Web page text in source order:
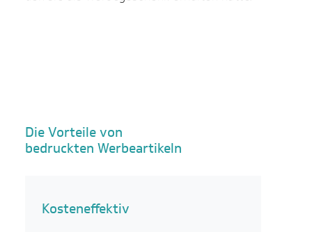
Die Vorteile von
bedruckten Werbeartikeln
Kosteneffektiv